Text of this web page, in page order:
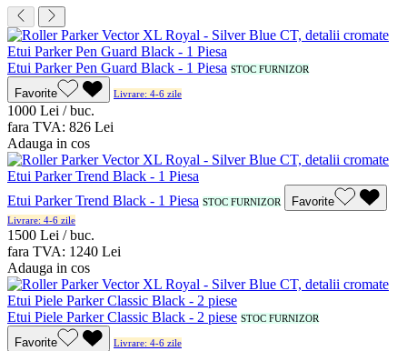
Etui Parker Pen Guard Black - 1 Piesa STOC FURNIZOR
Favorite Livrare: 4-6 zile
1000 Lei / buc.
fara TVA: 826 Lei
Adauga in cos
Etui Parker Trend Black - 1 Piesa STOC FURNIZOR Favorite
Livrare: 4-6 zile
1500 Lei / buc.
fara TVA: 1240 Lei
Adauga in cos
Etui Piele Parker Classic Black - 2 piese STOC FURNIZOR
Favorite Livrare: 4-6 zile